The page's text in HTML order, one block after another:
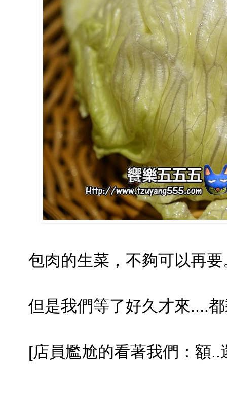
包肉的生菜，不夠可以再要
但是我們等了好久才來....
[店員尷尬的看著我們：額..